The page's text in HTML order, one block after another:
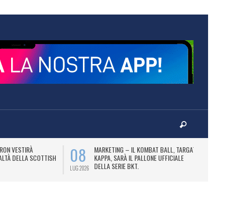
VESTIRÀ
DELLA SCOTTISH
08
LUG 2026
MARKETING – IL KOMBAT BALL, TARGATO
KAPPA, SARÀ IL PALLONE UFFICIALE
DELLA SERIE BKT.